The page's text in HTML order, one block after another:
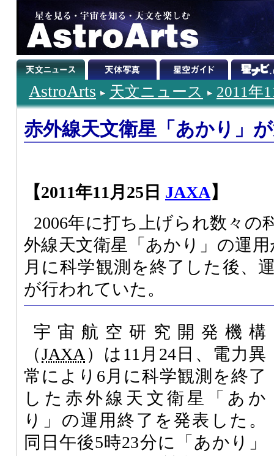
AstroArts 天文ニュース 2011年
赤外線天文衛星「あかり」
【2011年11月25日 JAXA】
2006年に打ち上げられ数々の
外線天文衛星「あかり」の運
月に科学観測を終了した後、
が行われていた。
宇宙航空研究開発機構
（JAXA ）は11月24日、電力異
常により6月に科学観測を終了
した赤外線天文衛星「あか
り」の運用終了を発表した。
同日午後5時23分に「あかり」